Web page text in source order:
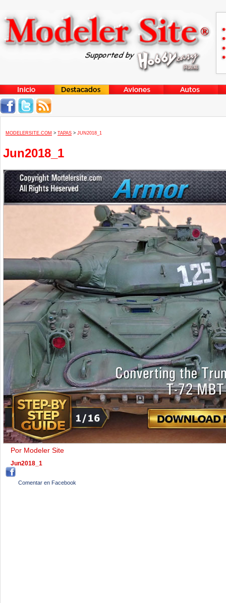
MODELERSITE.COM > TAPAS > JUN2018_1
Jun2018_1
Por Modeler Site
Jun2018_1
Comentar en Facebook